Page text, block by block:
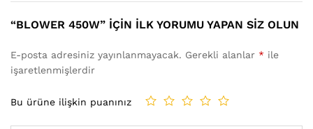
“BLOWER 450W” IÇIN ILK YORUMU YAPAN SIZ OLUN
E-posta adresiniz yayınlanmayacak. Gerekli alanlar * ile
işaretlenmişlerdir
Bu ürüne ilişkin puanınız